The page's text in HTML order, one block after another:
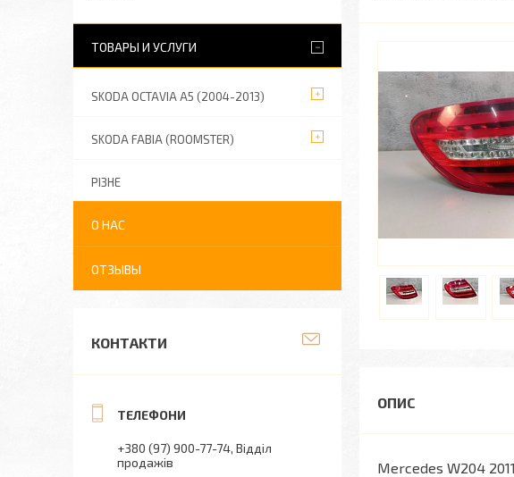
Mercedes W204
ТОВАРЫ И УСЛУГИ
SKODA OCTAVIA A5 (2004-2013)
SKODA FABIA (ROOMSTER)
РІЗНЕ
О НАС
ОТЗЫВЫ
КОНТАКТИ
+380 (97) 900-77-74 Відділ
продажів